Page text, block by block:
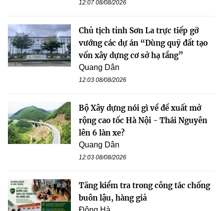
12:07 08/08/2026
Chủ tịch tỉnh Sơn La trực tiếp gỡ
vướng các dự án “Dùng quỹ đất tạo
vốn xây dựng cơ sở hạ tầng”
Quang Dân
12:03 08/08/2026
Bộ Xây dựng nói gì về đề xuất mở
rộng cao tốc Hà Nội - Thái Nguyên
lên 6 làn xe?
Quang Dân
12:03 08/08/2026
Tăng kiểm tra trong công tác chống
buôn lậu, hàng giả